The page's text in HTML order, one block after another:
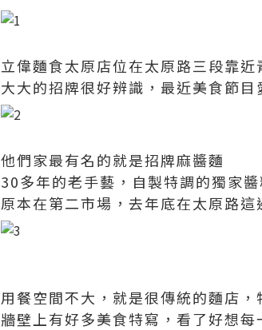
立偉麵食太原店位在太原路三段靠近
大大的招牌很好辨識，最近美食節目
他們家最有名的就是招牌麻醬麵
30多年的老手藝，自製特調的獨家
原本在第二市場，去年底在太原路這
用餐空間不大，就是很傳統的麵店，
牆壁上有好多美食特寫，看了好想每